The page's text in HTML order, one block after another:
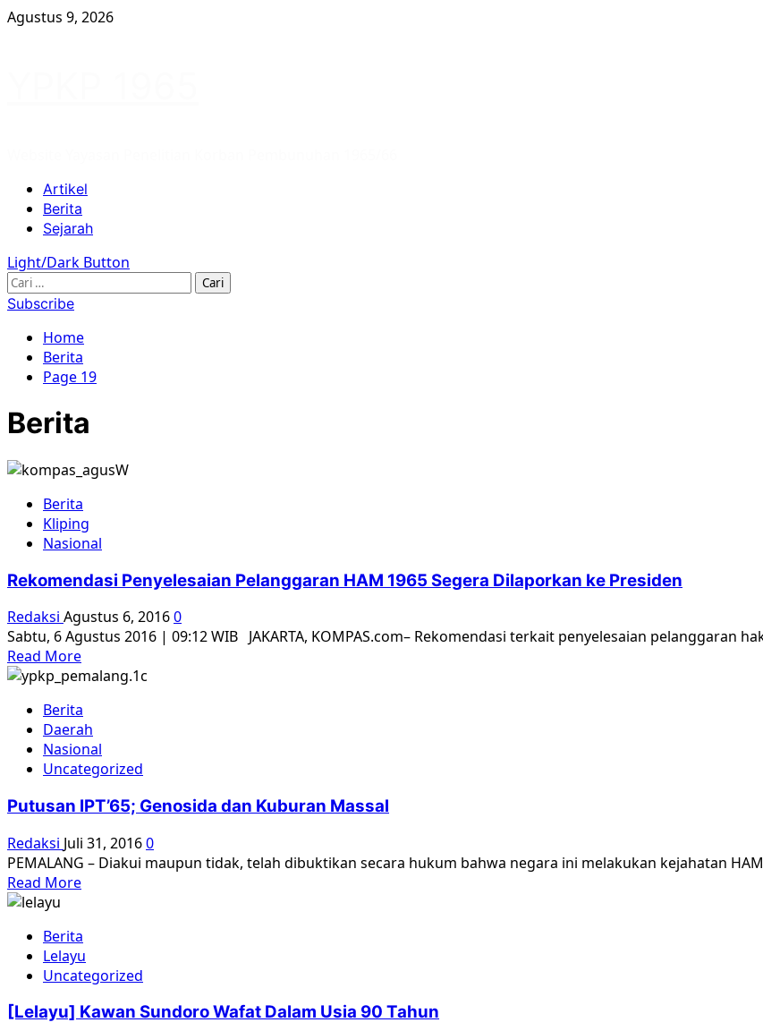
Skip
Agustus 9, 2026
Primary
Menu
Artikel
Berita
Sejarah
Light/Dark Button
Cari
untuk:
Subscribe
Home
Berita
Page 19
Berita
Berita
Kliping
Nasional
Rekomendasi Penyelesaian Pelanggaran HAM 1965 Segera Dilaporkan ke Presiden
Redaksi Agustus 6, 20160
Sabtu, 6 Agustus 2016 | 09:12 WIB JAKARTA, KOMPAS.com– Rekomendasi terkait penyelesaian pelanggaran
Read MoreRead
more
Rekomendasi
Penyelesaian
Pelanggaran
HAM
Segera
ke
Presiden
Berita
Daerah
Nasional
Uncategorized
Putusan IPT’65; Genosida dan Kuburan Massal
Redaksi Juli 31, 20160
PEMALANG – Diakui maupun tidak, telah dibuktikan secara hukum bahwa negara ini melakukan kejahatan
Read MoreRead
Putusan
IPT’65;
Genosida
Kuburan
Berita
Lelayu
Uncategorized
[Lelayu] Kawan Sundoro Wafat Dalam Usia 90 Tahun